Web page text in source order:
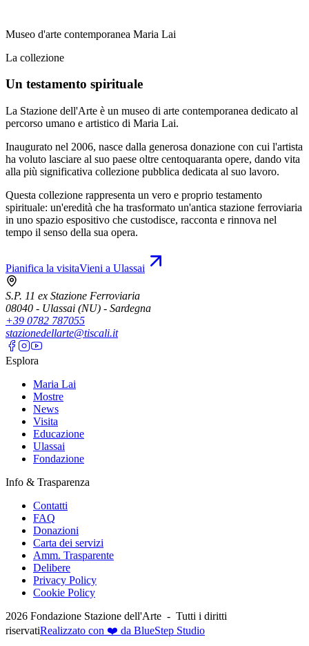
Museo d'arte contemporanea Maria Lai
La collezione
Un testamento spirituale
La Stazione dell'Arte è un museo di arte contemporanea dedicato al
percorso umano e artistico di Maria Lai.
Inaugurato nel 2006, nasce dalla generosa donazione con cui l'artista
ha voluto lasciare al suo paese oltre centoquaranta opere, dando vita
alla più significativa collezione pubblica dedicata al suo lavoro.
Questa collezione rappresenta un vero e proprio testamento
spirituale: un'eredità che ha trasformato un'antica stazione ferroviaria
in uno spazio espositivo che custodisce, racconta e rinnova nel
tempo il senso della sua opera.
Pianifica la visitaVieni a Ulassai
S.P. 11 ex Stazione Ferroviaria
08040 - Ulassai (NU) - Sardegna
+39 0782 787055
stazionedellarte@tiscali.it
Esplora
Maria Lai
Mostre
News
Visita
Educazione
Ulassai
Fondazione
Info & Trasparenza
Contatti
FAQ
Donazioni
Carta dei servizi
Amm. Trasparente
Delibere
Privacy Policy
Cookie Policy
2026 Fondazione Stazione dell'Arte - Tutti i diritti
riservatiRealizzato con ❤️ da BlueStep Studio